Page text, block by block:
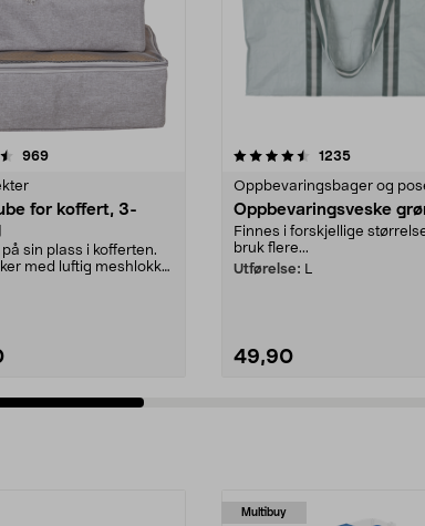
969anmeldelser
for koffert, 3-
sin plass i kofferten.
med luftig meshlokk
4.5 av 5 stjerner 1235anmeldelser
Oppbevaringsbager og
Oppbevaringsveske
Finnes i forskjellige
bruk flere...
Utførelse: L
49,90
4.5 av 5 stjerner
Multibuy